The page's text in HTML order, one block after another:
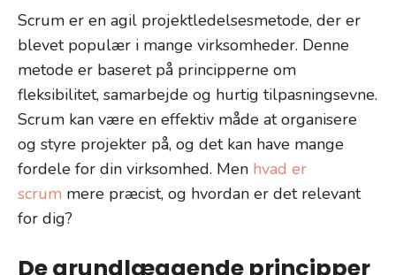
Scrum er en agil projektledelsesmetode, der er
blevet populær i mange virksomheder. Denne
metode er baseret på principperne om
fleksibilitet, samarbejde og hurtig tilpasningsevne.
Scrum kan være en effektiv måde at organisere
og styre projekter på, og det kan have mange
fordele for din virksomhed. Men hvad er
scrum mere præcist, og hvordan er det relevant
for dig?
De grundlæggende principper